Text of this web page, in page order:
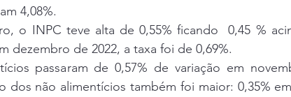
4,08%.
o INPC teve alta de 0,55% ficando  0,45 %
dezembro de 2022, a taxa foi de 0,69%.
passaram de 0,57% de variação em
dos não alimentícios também foi maior: 0,35%